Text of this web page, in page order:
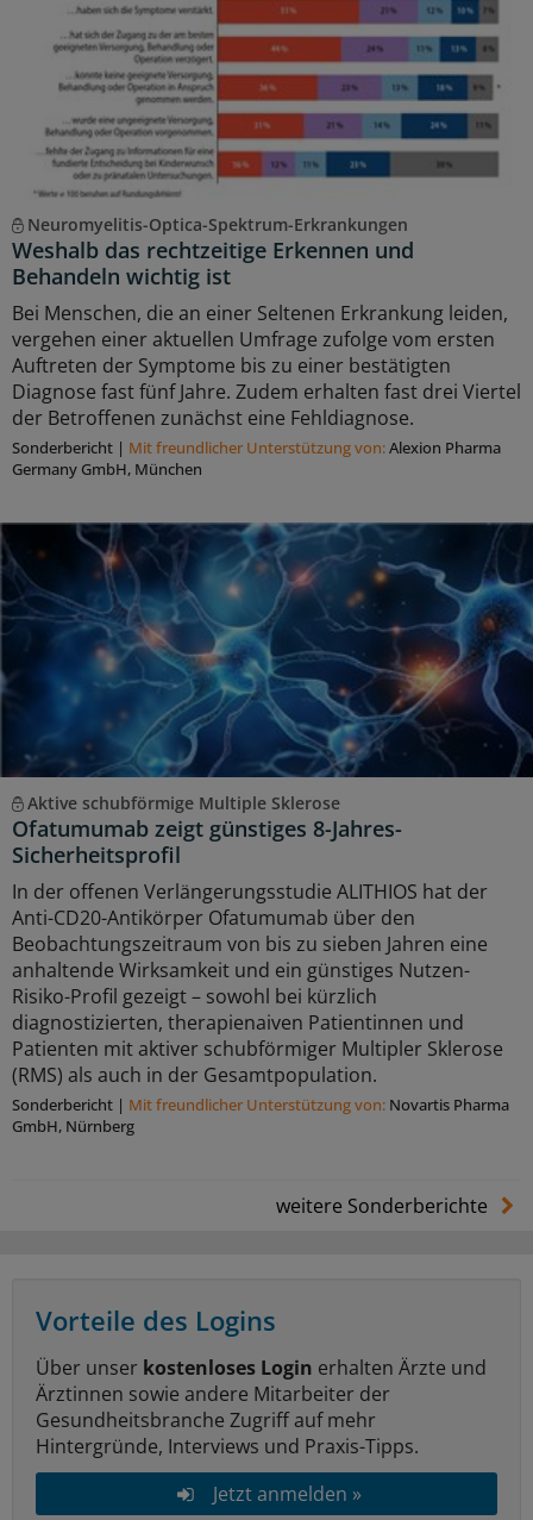
Neuromyelitis-Optica-Spektrum-Erkrankungen
Weshalb das rechtzeitige Erkennen und
Behandeln wichtig ist
Bei Menschen, die an einer Seltenen Erkrankung leiden,
vergehen einer aktuellen Umfrage zufolge vom ersten
Auftreten der Symptome bis zu einer bestätigten
Diagnose fast fünf Jahre. Zudem erhalten fast drei Viertel
der Betroffenen zunächst eine Fehldiagnose.
Sonderbericht | Mit freundlicher Unterstützung von:Alexion Pharma
Germany GmbH, München
Aktive schubförmige Multiple Sklerose
Ofatumumab zeigt günstiges 8-Jahres-
Sicherheitsprofil
In der offenen Verlängerungsstudie ALITHIOS hat der
Anti-CD20-Antikörper Ofatumumab über den
Beobachtungszeitraum von bis zu sieben Jahren eine
anhaltende Wirksamkeit und ein günstiges Nutzen-
Risiko-Profil gezeigt – sowohl bei kürzlich
diagnostizierten, therapienaiven Patientinnen und
Patienten mit aktiver schubförmiger Multipler Sklerose
(RMS) als auch in der Gesamtpopulation.
Sonderbericht | Mit freundlicher Unterstützung von: Novartis Pharma
GmbH, Nürnberg
weitere Sonderberichte
Vorteile des Logins
Über unser kostenloses Login erhalten Ärzte und
Ärztinnen sowie andere Mitarbeiter der
Gesundheitsbranche Zugriff auf mehr
Hintergründe, Interviews und Praxis-Tipps.
Jetzt anmelden »